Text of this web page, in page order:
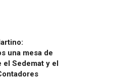
una mesa de
el Sedemat y el